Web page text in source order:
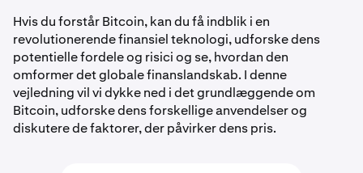
Hvis du forstår Bitcoin, kan du få indblik i en
revolutionerende finansiel teknologi, udforske dens
potentielle fordele og risici og se, hvordan den
omformer det globale finanslandskab. I denne
vejledning vil vi dykke ned i det grundlæggende om
Bitcoin, udforske dens forskellige anvendelser og
diskutere de faktorer, der påvirker dens pris.